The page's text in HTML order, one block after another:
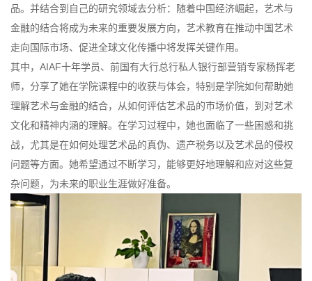
品。并结合到自己的研究领域去分析：随着中国经济崛起，艺术与
金融的结合将成为未来的重要发展方向，艺术教育在推动中国艺术
走向国际市场、促进全球文化传播中将发挥关键作用。
其中，AIAF十年学员、前国有大行总行私人银行部营销专家杨挥老
师，分享了她在学院课程中的收获与体会，特别是学院如何帮助她
理解艺术与金融的结合，从如何评估艺术品的市场价值，到对艺术
文化和精神内涵的理解。在学习过程中，她也面临了一些困惑和挑
战，尤其是在如何处理艺术品的真伪、遗产税务以及艺术品的侵权
问题等方面。她希望通过不断学习，能够更好地理解和应对这些复
杂问题，为未来的职业生涯做好准备。